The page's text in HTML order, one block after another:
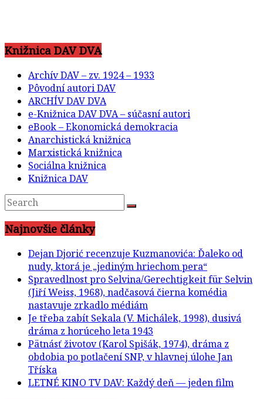
Knižnica DAV DVA
Archív DAV – zv. 1924 – 1933
Pôvodní autori DAV
ARCHÍV DAV DVA
e-Knižnica DAV DVA – súčasní autori
eBook – Ekonomická demokracia
Anarchistická knižnica
Marxistická knižnica
Sociálna knižnica
Knižnica DAV
Najnovšie články
Dejan Djorić recenzuje Kuzmanovića: Ďaleko od
nudy, ktorá je „jediným hriechom pera“
Spravedlnost pro Selvina/Gerechtigkeit für Selvin
(Jiří Weiss, 1968), nadčasová čierna komédia
nastavuje zrkadlo médiám
Je třeba zabít Sekala (V. Michálek, 1998), dusivá
dráma z horúceho leta 1943
Pätnásť životov (Karol Spišák, 1974), dráma z
obdobia po potlačení SNP, v hlavnej úlohe Jan
Tříska
LETNÉ KINO TV DAV: Každý deň — jeden film